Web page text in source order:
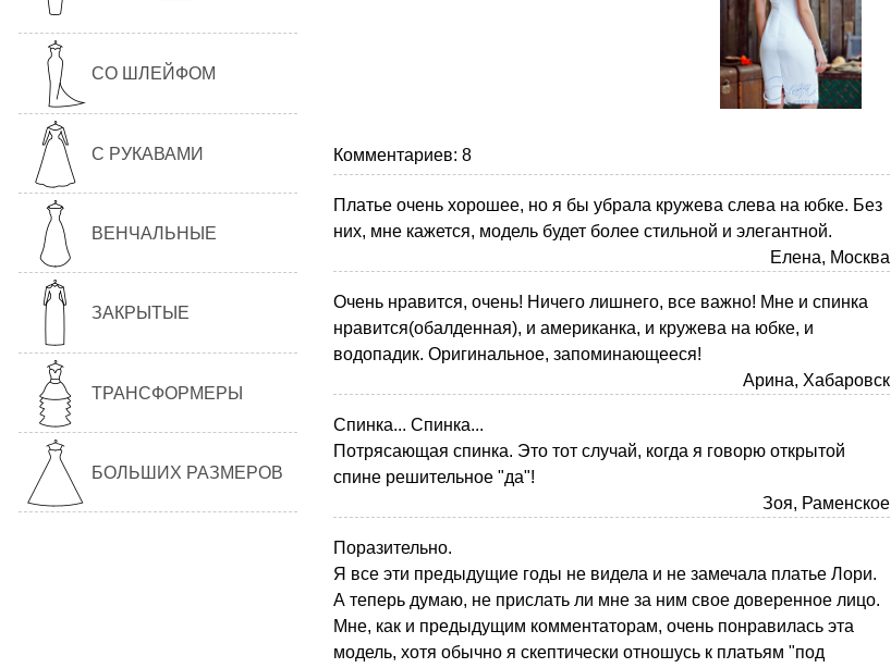
СО ШЛЕЙФОМ
С РУКАВАМИ
ВЕНЧАЛЬНЫЕ
ЗАКРЫТЫЕ
ТРАНСФОРМЕРЫ
БОЛЬШИХ РАЗМЕРОВ
Комментариев: 8
Платье очень хорошее, но я бы убрала кружева слева на юбке. Без
них, мне кажется, модель будет более стильной и элегантной.
Елена, Москва
Очень нравится, очень! Ничего лишнего, все важно! Мне и спинка
нравится(обалденная), и американка, и кружева на юбке, и
водопадик. Оригинальное, запоминающееся!
Арина, Хабаровск
Спинка... Спинка...
Потрясающая спинка. Это тот случай, когда я говорю открытой
спине решительное "да"!
Зоя, Раменское
Поразительно.
Я все эти предыдущие годы не видела и не замечала платье Лори.
А теперь думаю, не прислать ли мне за ним свое доверенное лицо.
Мне, как и предыдущим комментаторам, очень понравилась эта
модель, хотя обычно я скептически отношусь к платьям "под